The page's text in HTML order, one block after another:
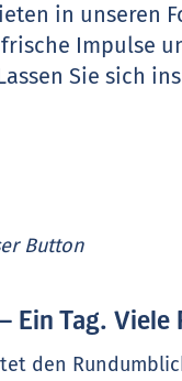
in unseren
Impulse
Sie sich
Ein Tag.
den